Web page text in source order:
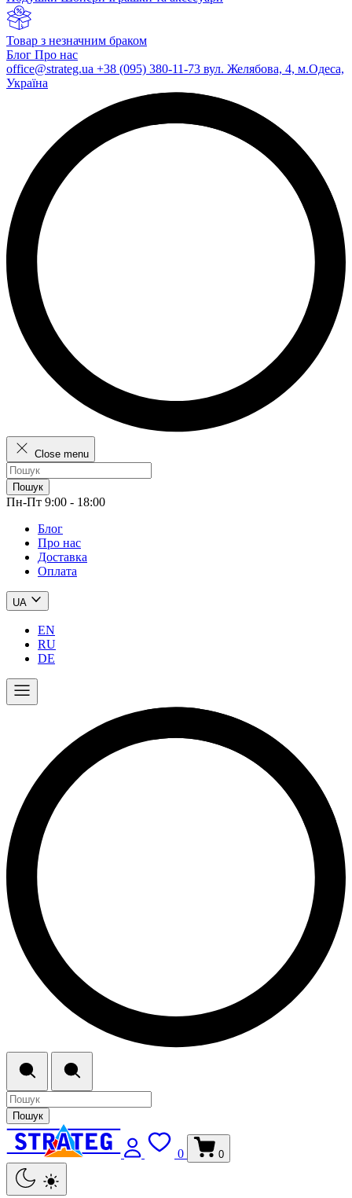
Товар з незначним браком
Блог Про нас
office@strateg.ua +38 (095) 380-11-73 вул. Желябова, 4, м.Одеса,
Україна
Close menu
Пошук
Пн-Пт 9:00 - 18:00
Блог
Про нас
Доставка
Оплата
UA
EN
RU
DE
Пошук
0 0